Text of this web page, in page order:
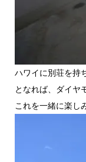
ハワイに別荘を持
となれば、ダイヤ
これを一緒に楽し